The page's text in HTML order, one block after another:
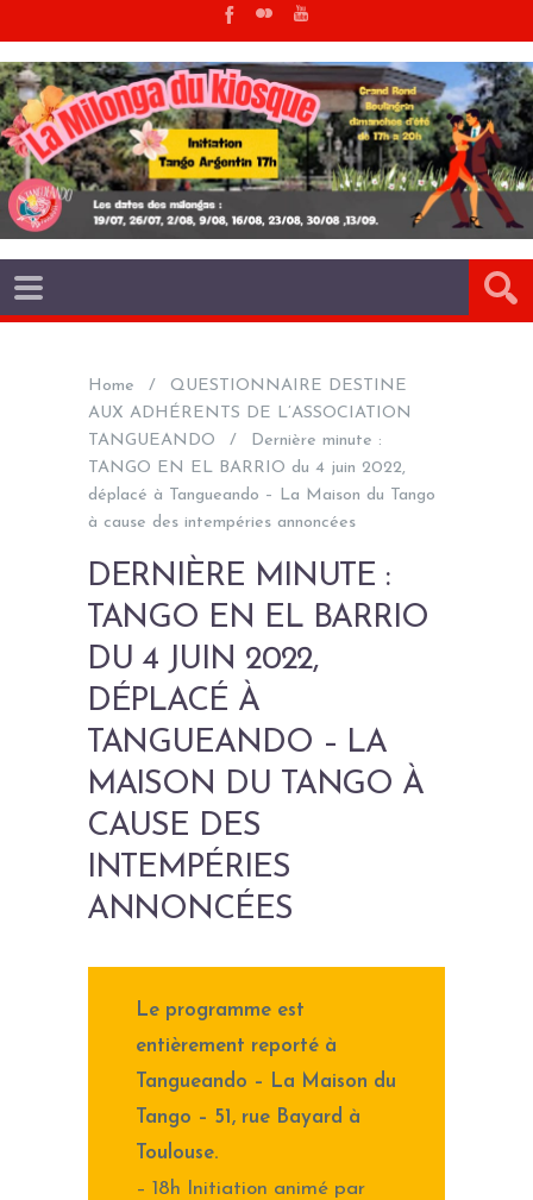
Home
QUESTIONNAIRE DESTINE
AUX ADHÉRENTS DE L’ASSOCIATION
TANGUEANDO
Dernière minute :
TANGO EN EL BARRIO du 4 juin 2022,
déplacé à Tangueando – La Maison du Tango
à cause des intempéries annoncées
DERNIÈRE MINUTE :
TANGO EN EL BARRIO
DU 4 JUIN 2022,
DÉPLACÉ À
TANGUEANDO – LA
MAISON DU TANGO À
CAUSE DES
INTEMPÉRIES
ANNONCÉES
Le programme est
entièrement reporté à
Tangueando – La Maison du
Tango – 51, rue Bayard à
Toulouse.
– 18h Initiation animé par